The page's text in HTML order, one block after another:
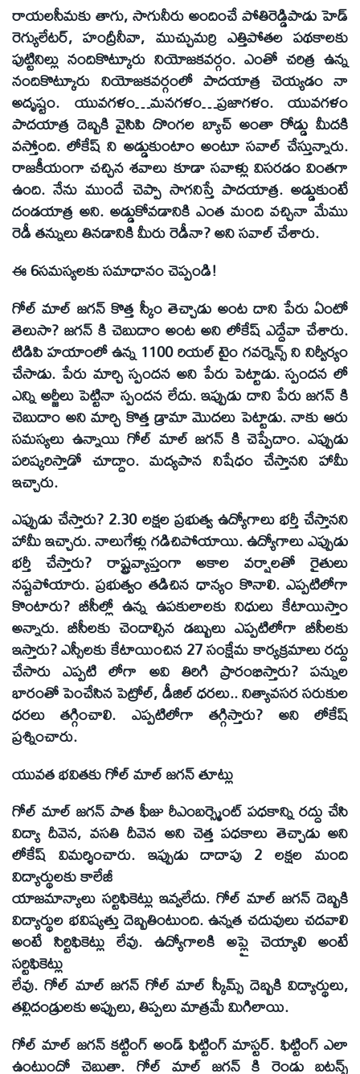
రాయలసీమకు తాగు, సాగునీరు అందించే పోతిరెడ్డిపాడు హెడ్
రెగ్యులేటర్, హంద్రీనీవా, ముచ్చుమర్రి ఎత్తిపోతల పథకాలకు
పుట్టినిల్లు నందికొట్కూరు నియోజకవర్గం. ఎంతో చరిత్ర ఉన్న
నందికొట్కూరు నియోజకవర్గంలో పాదయాత్ర చెయ్యడం నా
అదృష్టం. యువగళం…మనగళం…ప్రజాగళం. యువగళం
పాదయాత్ర దెబ్బకి వైసిపి దొంగల బ్యాచ్ అంతా రోడ్డు మీదకి
వస్తోంది. లోకేష్ ని అడ్డుకుంటాం అంటూ సవాల్ చేస్తున్నారు.
రాజకీయంగా చచ్చిన శవాలు కూడా సవాళ్లు విసరడం వింతగా
ఉంది. నేను ముందే చెప్పా సాగనిస్తే పాదయాత్ర. అడ్డుకుంటే
దండయాత్ర అని. అడ్డుకోవడానికి ఎంత మంది వచ్చినా మేము
రెడీ తన్నులు తినడానికి మీరు రెడీనా? అని సవాల్ చేశారు.
ఈ 6సమస్యలకు సమాధానం చెప్పండి!
గోల్ మాల్ జగన్ కొత్త స్కీం తెచ్చాడు అంట దాని పేరు ఏంటో
తెలుసా? జగన్ కి చెబుదాం అంట అని లోకేష్ ఎద్దేవా చేశారు.
టిడిపి హయాంలో ఉన్న 1100 రియల్ టైం గవర్నెన్స్ ని నిర్వీర్యం
చేసాడు. పేరు మార్చి స్పందన అని పేరు పెట్టాడు. స్పందన లో
ఎన్ని అర్జీలు పెట్టినా స్పందన లేదు. ఇప్పుడు దాని పేరు జగన్ కి
చెబుదాం అని మార్చి కొత్త డ్రామా మొదలు పెట్టాడు. నాకు ఆరు
సమస్యలు ఉన్నాయి గోల్ మాల్ జగన్ కి చెప్పేదాం. ఎప్పుడు
పరిష్కరిస్తాడో చూద్దాం. మద్యపాన నిషేధం చేస్తానని హామీ
ఇచ్చారు.
ఎప్పుడు చేస్తారు? 2.30 లక్షల ప్రభుత్వ ఉద్యోగాలు భర్తీ చేస్తానని
హామీ ఇచ్చారు. నాలుగేళ్లు గడిచిపోయాయి. ఉద్యోగాలు ఎప్పుడు
భర్తీ చేస్తారు? రాష్ట్రవ్యాప్తంగా అకాల వర్షాలతో రైతులు
నష్టపోయారు. ప్రభుత్వం తడిచిన ధాన్యం కొనాలి. ఎప్పటిలోగా
కొంటారు? బీసీల్లో ఉన్న ఉపకులాలకు నిధులు కేటాయిస్తాం
అన్నారు. బీసీలకు చెందాల్సిన డబ్బులు ఎప్పటిలోగా బీసీలకు
ఇస్తారు? ఎస్సీలకు కేటాయించిన 27 సంక్షేమ కార్యక్రమాలు రద్దు
చేసారు ఎప్పటి లోగా అవి తిరిగి ప్రారంభిస్తారు? పన్నుల
భారంతో పెంచేసిన పెట్రోల్, డీజిల్ ధరలు.. నిత్యావసర సరుకుల
ధరలు తగ్గించాలి. ఎప్పటిలోగా తగ్గిస్తారు? అని లోకేష్
ప్రశ్నించారు.
యువత భవితకు గోల్ మాల్ జగన్ తూట్లు
గోల్ మాల్ జగన్ పాత ఫీజు రీఎంబర్స్మెంట్ పధకాన్ని రద్దు చేసి
విద్యా దీవెన, వసతి దీవెన అని చెత్త పధకాలు తెచ్చాడు అని
లోకేష్ విమర్శించారు. ఇప్పుడు దాదాపు 2 లక్షల మంది
విద్యార్థులకు కాలేజీ
యాజమాన్యాలు సర్టిఫికెట్లు ఇవ్వలేదు. గోల్ మాల్ జగన్ దెబ్బకి
విద్యార్థుల భవిష్యత్తు దెబ్బతింటుంది. ఉన్నత చదువులు చదవాలి
అంటే సిర్టిఫికెట్లు లేవు. ఉద్యోగాలకి అప్లై చెయ్యాలి అంటే
సర్టిఫికెట్లు
లేవు. గోల్ మాల్ జగన్ గోల్ మాల్ స్కీమ్స్ దెబ్బకి విద్యార్థులు,
తల్లిదండ్రులకు అప్పులు, తిప్పలు మాత్రమే మిగిలాయి.
గోల్ మాల్ జగన్ కట్టింగ్ అండ్ ఫిట్టింగ్ మాస్టర్. ఫిట్టింగ్ ఎలా
ఉంటుందో చెబుతా. గోల్ మాల్ జగన్ కి రెండు బటన్స్